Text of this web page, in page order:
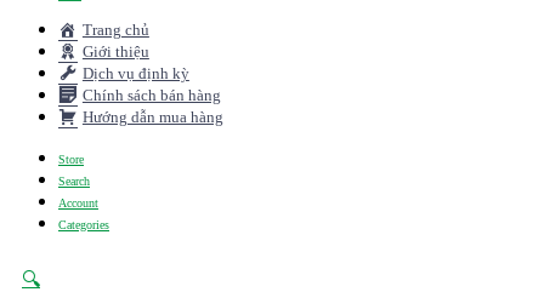
Trang chủ
Giới thiệu
Dịch vụ định kỳ
Chính sách bán hàng
Hướng dẫn mua hàng
Store
Search
Account
Categories
🔍